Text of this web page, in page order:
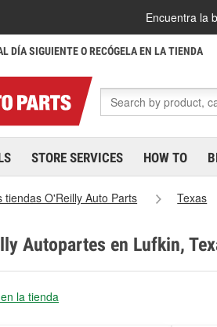
Encuentra la
DÍA SIGUIENTE O RECÓGELA EN LA TIENDA
STORE SERVICES HOW TO
tiendas O'Reilly Auto Parts Texas
Autopartes en Lufkin,
la tienda